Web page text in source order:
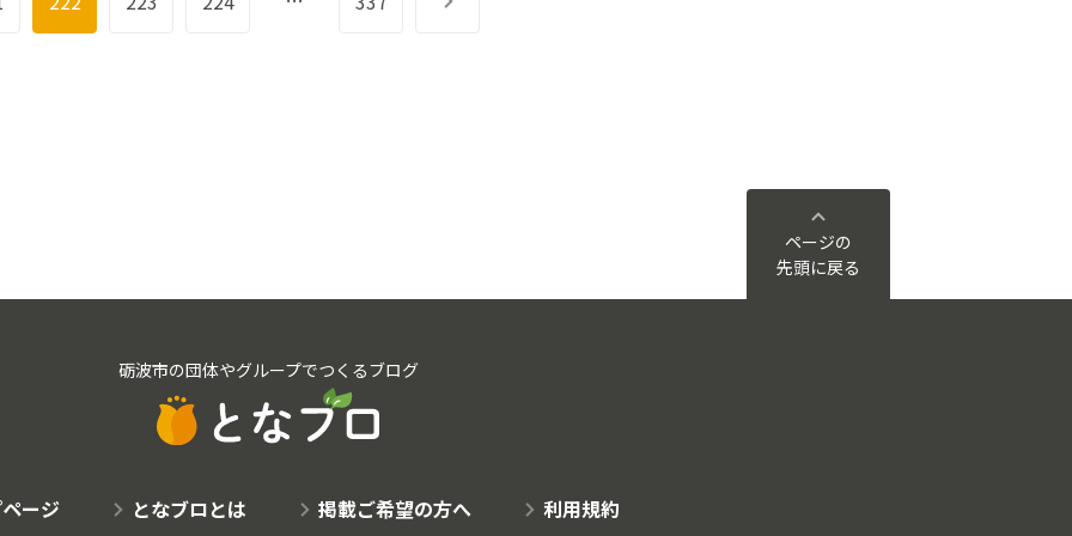
ページの
先頭に戻る
砺波市の団体やグループでつくるブログ
ージ となブロとは 掲載ご希望の方へ 利用規約